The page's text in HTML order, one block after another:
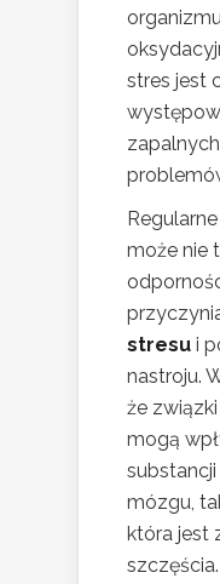
stres jest
może nie
stresu i
nastroju.
że
mogą
mózgu,
która jest